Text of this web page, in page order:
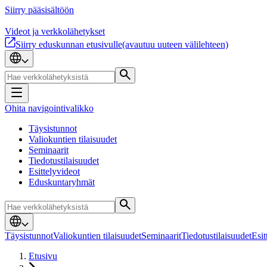
Siirry pääsisältöön
Videot ja verkkolähetykset
Siirry eduskunnan etusivulle(avautuu uuteen välilehteen)
Ohita navigointivalikko
Täysistunnot
Valiokuntien tilaisuudet
Seminaarit
Tiedotustilaisuudet
Esittelyvideot
Eduskuntaryhmät
TäysistunnotValiokuntien tilaisuudetSeminaaritTiedotustilaisuudet
Etusivu